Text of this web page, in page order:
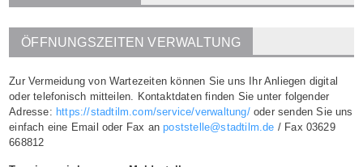
ÖFFNUNGSZEITEN VERWALTUNG
Zur Vermeidung von Wartezeiten können Sie uns Ihr Anliegen digital
oder telefonisch mitteilen. Kontaktdaten finden Sie unter folgender
Adresse: https://stadtilm.com/service/verwaltung/oder senden Sie uns
einfach eine Email oder Fax anpoststelle@stadtilm.de / Fax 03629
668812